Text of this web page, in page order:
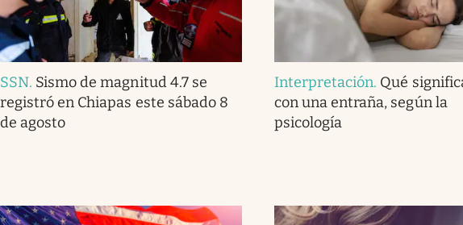
SSN. Sismo de magnitud 4.7 se
registró en Chiapas este sábado 8
de agosto
Interpretación. Qué
con una entraña, según la
psicología